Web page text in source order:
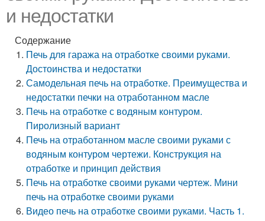
и недостатки
Содержание
Печь для гаража на отработке своими руками.
Достоинства и недостатки
Самодельная печь на отработке. Преимущества и
недостатки печки на отработанном масле
Печь на отработке с водяным контуром.
Пиролизный вариант
Печь на отработанном масле своими руками с
водяным контуром чертежи. Конструкция на
отработке и принцип действия
Печь на отработке своими руками чертеж. Мини
печь на отработке своими руками
Видео печь на отработке своими руками. Часть 1.